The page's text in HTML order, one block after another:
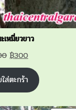
เหมี่ยวขาว
Original
price
was:
฿400.
฿300Current
price
is:
฿300.
ส่ตะกร้า